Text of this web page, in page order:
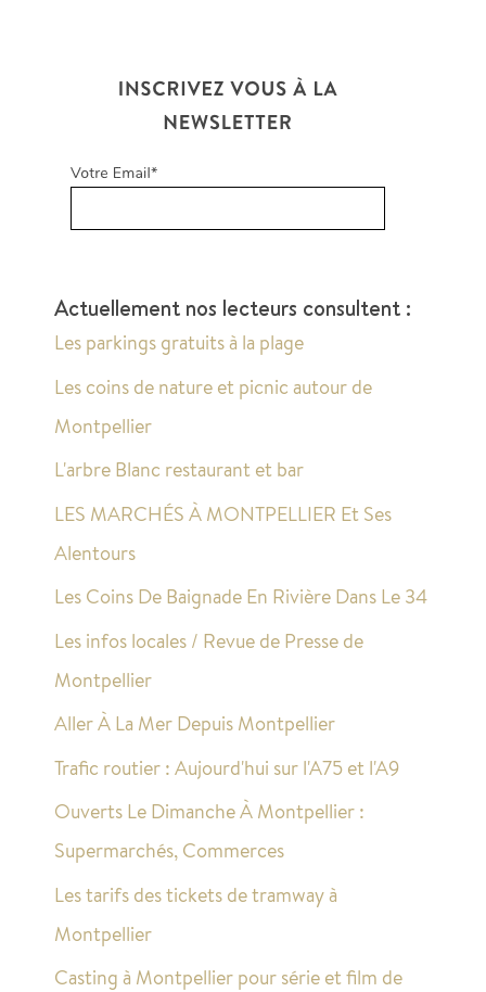
Actuellement nos lecteurs consultent :
Les parkings gratuits à la plage
Les coins de nature et picnic autour de
Montpellier
L'arbre Blanc restaurant et bar
LES MARCHÉS À MONTPELLIER Et Ses
Alentours
Les Coins De Baignade En Rivière Dans Le 34
Les infos locales / Revue de Presse de
Montpellier
Aller À La Mer Depuis Montpellier
Trafic routier : Aujourd'hui sur l'A75 et l'A9
Ouverts Le Dimanche À Montpellier :
Supermarchés, Commerces
Les tarifs des tickets de tramway à
Montpellier
Casting à Montpellier pour série et film de